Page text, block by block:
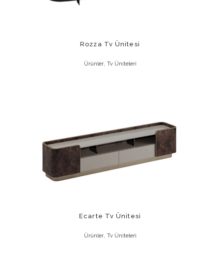
Rozza Tv Ünitesi
Ürünler, Tv Üniteleri
Ecarte Tv Ünitesi
Ürünler, Tv Üniteleri